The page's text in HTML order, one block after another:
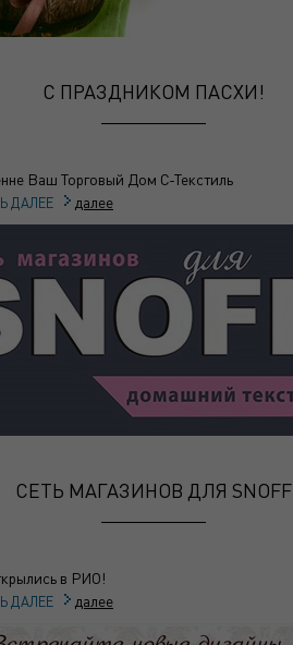
С ПРАЗДНИКОМ ПАСХИ!
Ваш Торговый Дом С-Текстиль
ДАЛЕЕ далее
СЕТЬ МАГАЗИНОВ ДЛЯ SNOFF
в РИО!
ДАЛЕЕ далее